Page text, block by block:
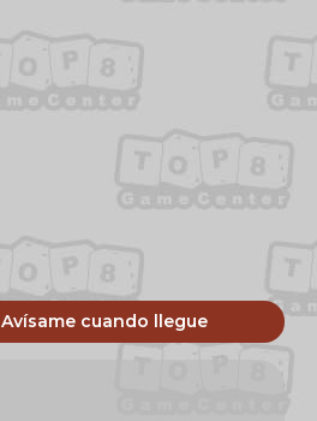
Avísame cuando llegue